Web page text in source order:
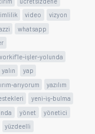
video
vizyon
whatsapp
işler-yolunda
yalın
yap
arıyorum
yazılım
yeni-iş-bulma
yönet
yönetici
yüzdeelli